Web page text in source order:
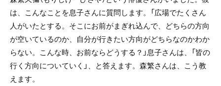
は、こんなことを息子さんに質問します。「広場でたくさん
人がいたとする。そこにお前がまぎれ込んで、どちらの方向
が空いているのか、自分が行きたい方向がどちらなのかわか
らない。こんな時、お前ならどうする？」息子さんは、「皆の
行く方向についていく」、と答えます。森繁さんは、こう教
えます。